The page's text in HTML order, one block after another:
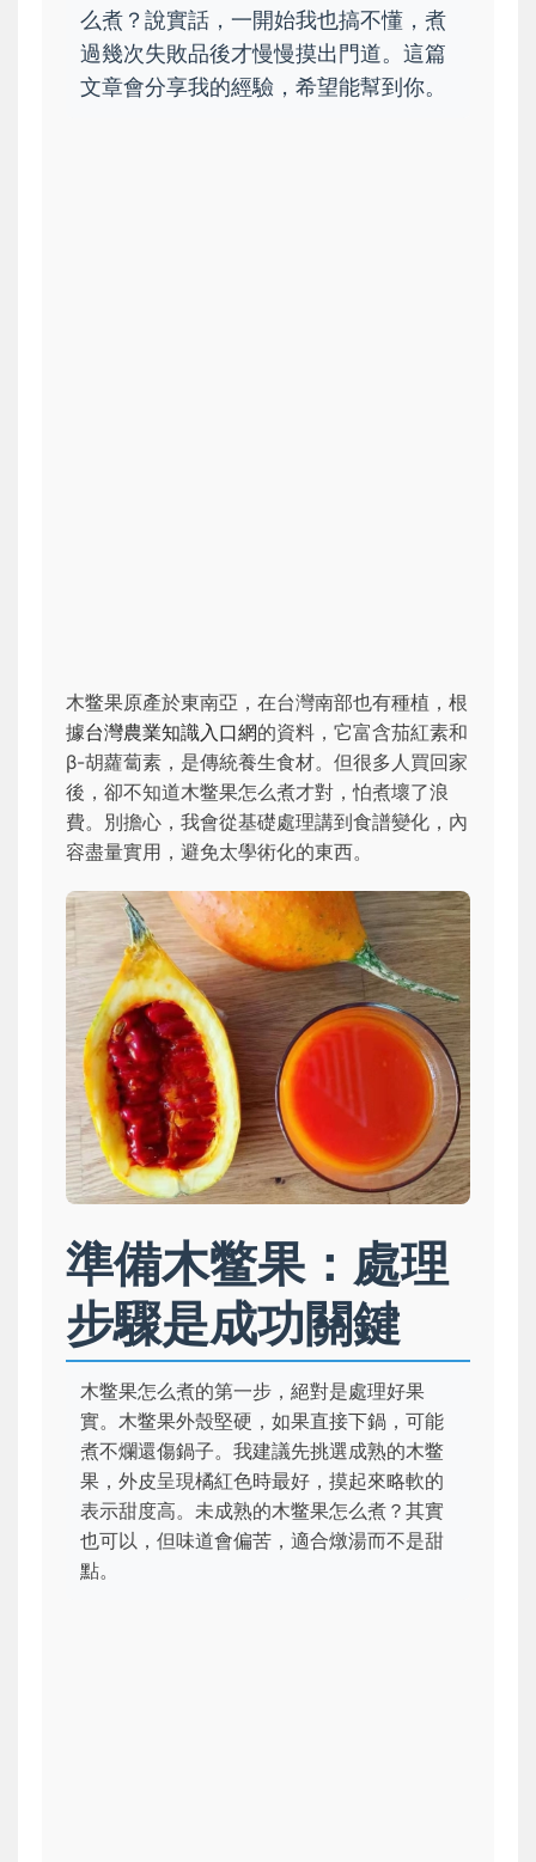
么煮？說實話，一開始我也搞不懂，煮
過幾次失敗品後才慢慢摸出門道。這篇
文章會分享我的經驗，希望能幫到你。
木鳖果原產於東南亞，在台灣南部也有種植，根
據台灣農業知識入口網的資料，它富含茄紅素和
β-胡蘿蔔素，是傳統養生食材。但很多人買回家
後，卻不知道木鳖果怎么煮才對，怕煮壞了浪
費。別擔心，我會從基礎處理講到食譜變化，內
容盡量實用，避免太學術化的東西。
準備木鳖果：處理
步驟是成功關鍵
木鳖果怎么煮的第一步，絕對是處理好果
實。木鳖果外殼堅硬，如果直接下鍋，可能
煮不爛還傷鍋子。我建議先挑選成熟的木鳖
果，外皮呈現橘紅色時最好，摸起來略軟的
表示甜度高。未成熟的木鳖果怎么煮？其實
也可以，但味道會偏苦，適合燉湯而不是甜
點。